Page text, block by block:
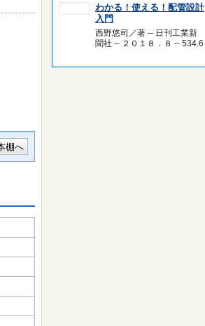
棚へ
わかる！使える！配管設計
入門
西野悠司／著 -- 日刊工業新
聞社 -- ２０１８．８ -- 534.6